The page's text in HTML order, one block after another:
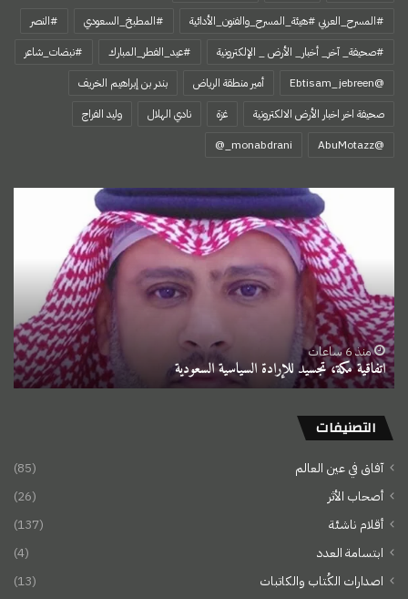
#المسرح_العربي #هيئة_المسرح_والفنون_الأدائية
#المطبخ_السعودي
#النصر
#صحيفة_ آخر_ أخبار_ الأرض _ الإلكترونية
#عيد_الفطر_المبارك
#نبضات_شاعر
@Ebtisam_jebreen
أمير منطقة الرياض
بندر بن إبراهيم الخريف
صحيفة اخر اخبار الأرض الالكترونية
غزة نادي الهلال
وليد الفراج
‏@AbuMotazz
السياسية
السعودية
منذ 6 ساعات
اتفاقية مكة، تجسيد للإرادة السياسية السعودية
التصنيفات
آفاق في عين العالم
(85)
أصحاب الأثر
(26)
أقلام ناشئة
(137)
ابتسامة العدد
(4)
اصدارات الكُتاب والكاتبات
(13)